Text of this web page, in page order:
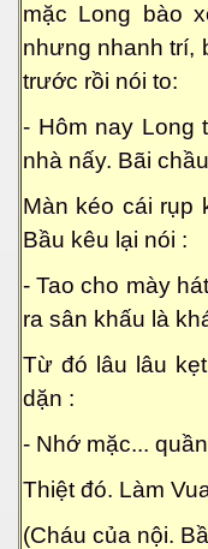
mặc Long bào
nhưng nhanh trí,
trước rồi nói to:
- Hôm nay Long
nhà nấy. Bãi
Màn kéo cái rụp
Bầu kêu lại nói :
- Tao cho mày
ra sân khấu là
Từ đó lâu lâu
dặn :
- Nhớ mặc...
Thiệt đó. Làm
(Cháu của nội.
nay
16
3